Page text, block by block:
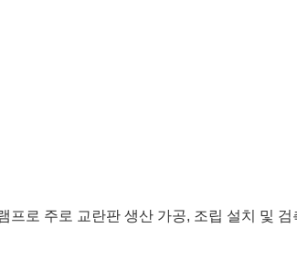
로 주로 교란판 생산 가공, 조립 설치 및